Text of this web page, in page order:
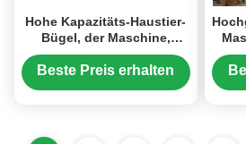
Hohe Kapazitäts-Haustier-
Bügel, der Maschine,
dauerhafte
Plastikumreifungsmaschine
Beste Preis erhalten